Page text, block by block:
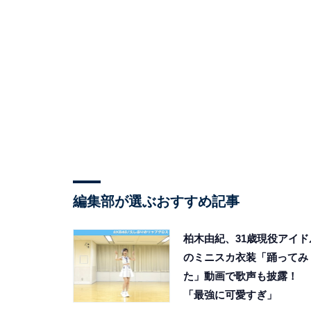
編集部が選ぶおすすめ記事
柏木由紀、31歳現役アイド
のミニスカ衣装「踊ってみ
た」動画で歌声も披露！
「最強に可愛すぎ」